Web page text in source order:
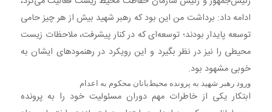
ادامه داد: برداشت من این بود که رهبر شهید بیش از هر چیز حامی
توسعه پایدار بودند؛ توسعه‌ای که در کنار پیشرفت، ملاحظات زیست‌
محیطی را نیز در نظر بگیرد و این رویکرد در رهنمودهای ایشان به‌
خوبی مشهود بود.
ورود رهبر شهید به پرونده محیط‌بانان محکوم به اعدام
ابتکار یکی از خاطرات مهم دوران مسئولیت خود را به پرونده